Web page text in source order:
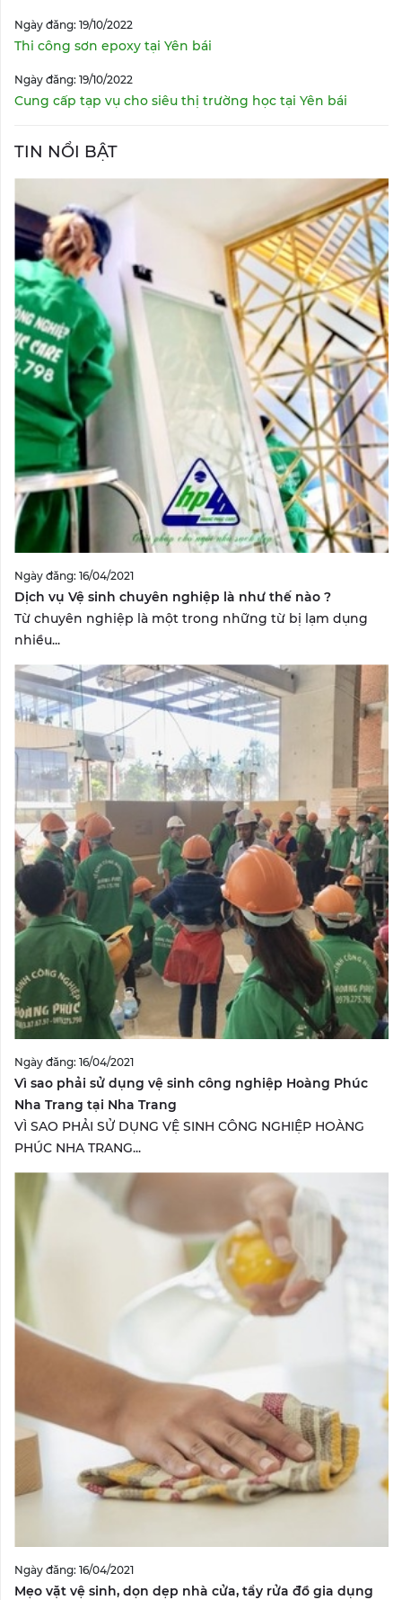
Ngày đăng: 19/10/2022
Thi công sơn epoxy tại Yên bái
Ngày đăng: 19/10/2022
Cung cấp tạp vụ cho siêu thị trường học tại Yên bái
TIN NỔI BẬT
Ngày đăng: 16/04/2021
Dịch vụ Vệ sinh chuyên nghiệp là như thế nào ?
Từ chuyên nghiệp là một trong những từ bị lạm dụng
nhiều...
Ngày đăng: 16/04/2021
Vì sao phải sử dụng vệ sinh công nghiệp Hoàng Phúc
Nha Trang tại Nha Trang
VÌ SAO PHẢI SỬ DỤNG VỆ SINH CÔNG NGHIỆP HOÀNG
PHÚC NHA TRANG...
Ngày đăng: 16/04/2021
Mẹo vặt vệ sinh, dọn dẹp nhà cửa, tẩy rửa đồ gia dụng